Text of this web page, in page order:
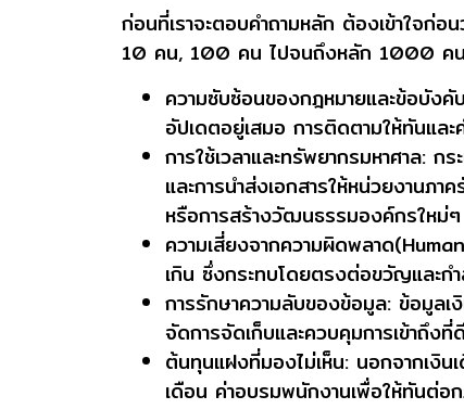
ก่อนที่เราจะตอบคำถามหลัก ต้องเข้าใจก่อ
10 คน, 100 คน ไปจนถึงหลัก 1000 คน
ความซับซ้อนของกฎหมายและข้อบังคั
อัปเดตอยู่เสมอ การติดตามให้ทันแล
การใช้เวลาและทรัพยากรมหาศาล: กร
และการนำส่งเอกสารให้หน่วยงานภ
หรือการสร้างวัฒนธรรมองค์กรใหม่ๆ
ความเสี่ยงจากความผิดพลาด
เกิน ซึ่งกระทบโดยตรงต่อขวัญและก
การรักษาความลับของข้อมูล: ข้อมูลเ
จัดการจัดเก็บและควบคุมการเข้าถึง
ต้นทุนแฝงที่มองไม่เห็น: นอกจากเงิ
เดือน ค่าอบรมพนักงานเพื่อให้ทันต่